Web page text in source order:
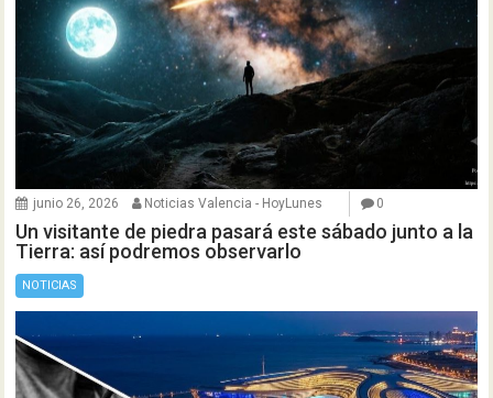
junio 26, 2026 Noticias Valencia - HoyLunes 0
Un visitante de piedra pasará este sábado junto a la
Tierra: así podremos observarlo
NOTICIAS